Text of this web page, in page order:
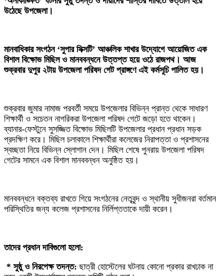
উঠেছে উপজেলা।
মানবাধিকার সংগঠন ‘সুপার সিক্সটি’ আঞ্চলিক শাখার উদ্যোগে আয়োজিত এক
বিশাল বিক্ষোভ মিছিল ও মানববন্ধনে উত্তপ্ত হয়ে ওঠে রাজপথ। আজ
শুক্রবার দুপুর ২টায় উপজেলা পরিষদ গেট প্রাঙ্গণে এই কর্মসূচি পালিত হয়।
‎শুক্রবার জুমার নামাজ পরবর্তী সময়ে উপজেলার বিভিন্ন প্রান্ত থেকে সাধারণ
শিক্ষার্থী ও সচেতন নাগরিকরা উপজেলা পরিষদ গেটে জড়ো হতে থাকেন।
ব্যানার-ফেস্টুনে সুসজ্জিত বিক্ষোভ মিছিলটি উপজেলার প্রধান প্রধান সড়ক
প্রদক্ষিণ করে। মিছিল চলাকালে শিক্ষার্থীরা কলেজের নিরাপত্তা ও প্রশাসনের
স্বচ্ছতা নিয়ে বিভিন্ন স্লোগান দেন। মিছিল শেষে পুনরায় উপজেলা পরিষদ
গেটের সামনে এক বিশাল মানববন্ধন অনুষ্ঠিত হয়।
‎মানববন্ধনে বক্তব্য রাখতে গিয়ে সংগঠনের নেতৃবৃন্দ ও স্থানীয় সুধীজনরা বর্তমান
পরিস্থিতির জন্য কলেজ প্রশাসনের নির্লিপ্ততাকে দায়ী করেন।
তাদের প্রধান দাবিগুলো হলো:
‎ * সুষ্ঠু ও নিরপেক্ষ তদন্ত: ছাত্রী হোস্টেলের ঘটনায় কোনো প্রকার রাখঢাক না